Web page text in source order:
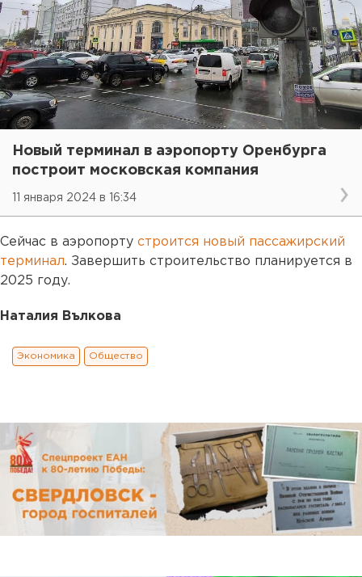
Новый терминал в аэропорту Оренбурга
построит московская компания
11 января 2024 в 16:34
Сейчас в аэропорту строится новый пассажирский
терминал. Завершить строительство планируется в
2025 году.
Наталия Вълкова
Экономика Общество